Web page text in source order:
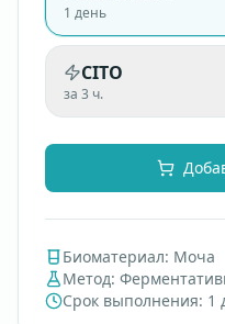
1 день
CITO
за 3 ч.
Биоматериал: Моча
Метод:
Срок выполнения: 1